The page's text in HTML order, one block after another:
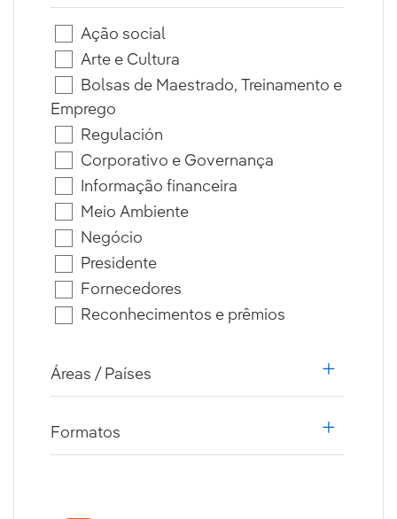
Ação social
Arte e Cultura
Bolsas de Maestrado, Treinamento e
Emprego
Regulación
Corporativo e Governança
Informação financeira
Meio Ambiente
Negócio
Presidente
Fornecedores
Reconhecimentos e prêmios
Áreas / Países
Formatos